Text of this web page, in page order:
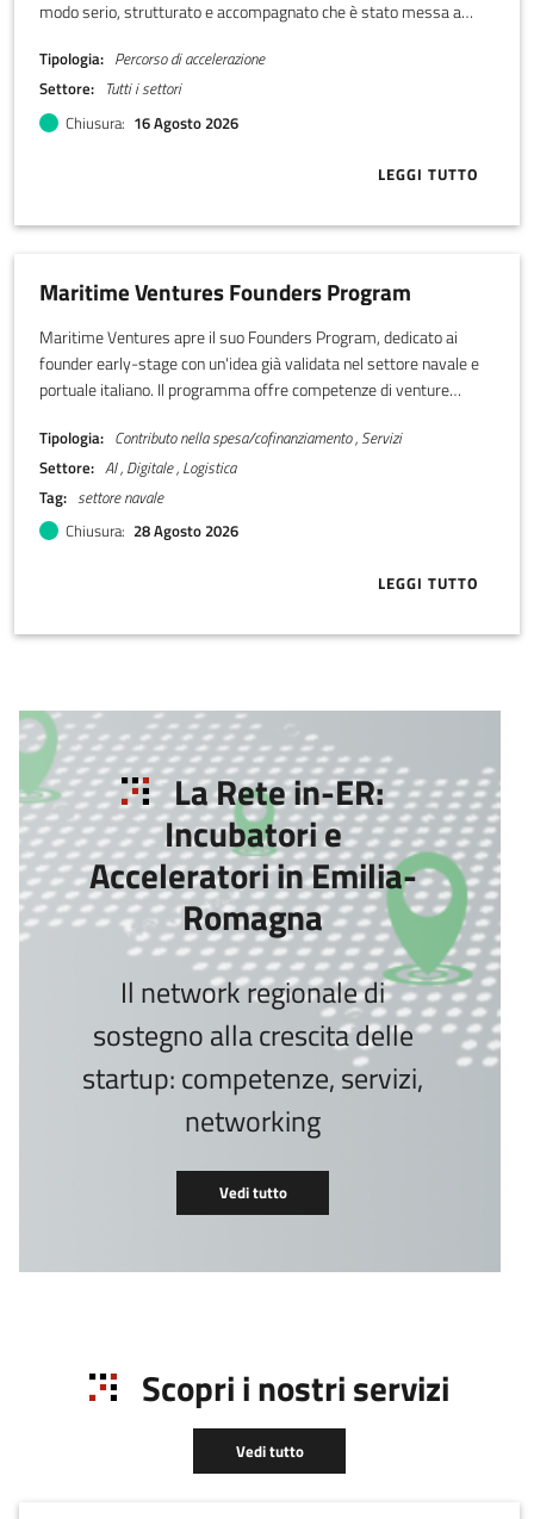
modo serio, strutturato e accompagnato che è stato messa a
Tipologia
Percorso di accelerazione
Settore
Tutti i settori
Chiusura 16 Agosto 2026
LEGGI TUTTOABOUT CALL
Maritime Ventures Founders Program
Maritime Ventures apre il suo Founders Program, dedicato ai
founder early-stage con un'idea già validata nel settore navale e
portuale italiano. Il programma offre competenze di venture
percorso diretto che può arrivare fino a 3,4 milioni di euro di
investimento in equity da parte di azionisti selezionati di Maritime
Ventures. L'obiettivo è costruire la prossima software company
italiana del settore marittimo.
Tipologia
Contributo nella spesa/cofinanziamento , Servizi
Settore
AI , Digitale , Logistica
Tag
settore navale
Chiusura 28 Agosto 2026
LEGGI TUTTO
ABOUT
La Rete in-ER:
Incubatori e
Acceleratori in Emilia-
Romagna
Il network regionale di
sostegno alla crescita delle
startup: competenze, servizi,
networking
Vedi tutto
Scopri i nostri servizi
Vedi tutto